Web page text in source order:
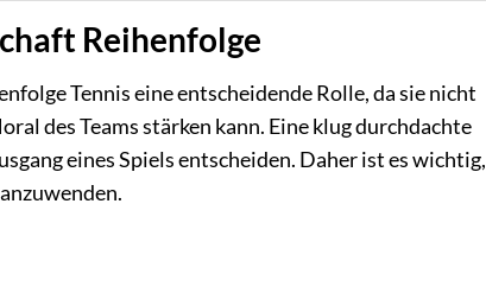
Reihenfolge
Tennis eine entscheidende Rolle, da sie nicht
des Teams stärken kann. Eine klug durchdachte
eines Spiels entscheiden. Daher ist es wichtig,